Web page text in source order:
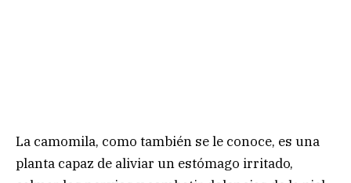
La camomila, como también se le conoce, es una
planta capaz de aliviar un estómago irritado,